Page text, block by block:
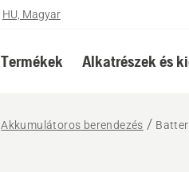
HU, Magyar
Termékek Alkatrészek és
Akkumulátoros berendezés